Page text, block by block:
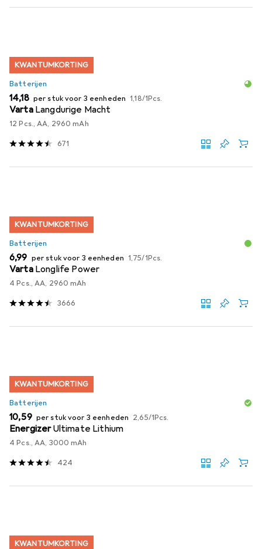
KWANTUMKORTING
Batterijen
EUR
14,18 per stuk voor 3 eenheden EUR
1,18/1Pcs.
Varta Langdurige Macht
12 Pcs., AA, 2960 mAh
671
KWANTUMKORTING
Batterijen
EUR
6,99 per stuk voor 3 eenheden EUR
1,75/1Pcs.
Varta Longlife Power
4 Pcs., AA, 2960 mAh
3666
KWANTUMKORTING
Batterijen
EUR
10,59 per stuk voor 3 eenheden EUR
2,65/1Pcs.
EnergizerUltimate Lithium
4 Pcs., AA, 3000 mAh
424
KWANTUMKORTING